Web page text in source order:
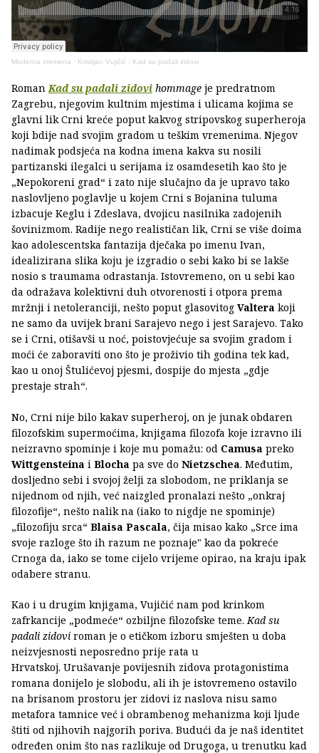
Moderna vremena · Kristijan Vujičić - Kad su padali zidovi
Roman Kad su padali zidovi hommage je predratnom
Zagrebu, njegovim kultnim mjestima i ulicama kojima se
glavni lik Crni kreće poput kakvog stripovskog superheroja
koji bdije nad svojim gradom u teškim vremenima. Njegov
nadimak podsjeća na kodna imena kakva su nosili
partizanski ilegalci u serijama iz osamdesetih kao što je
„Nepokoreni grad“ i zato nije slučajno da je upravo tako
naslovljeno poglavlje u kojem Crni s Bojanina tuluma
izbacuje Keglu i Zdeslava, dvojicu nasilnika zadojenih
šovinizmom. Radije nego realističan lik, Crni se više doima
kao adolescentska fantazija dječaka po imenu Ivan,
idealizirana slika koju je izgradio o sebi kako bi se lakše
nosio s traumama odrastanja. Istovremeno, on u sebi kao
da odražava kolektivni duh otvorenosti i otpora prema
mržnji i netoleranciji, nešto poput glasovitog Valtera koji
ne samo da uvijek brani Sarajevo nego i jest Sarajevo. Tako
se i Crni, otišavši u noć, poistovjećuje sa svojim gradom i
moći će zaboraviti ono što je proživio tih godina tek kad,
kao u onoj Štulićevoj pjesmi, dospije do mjesta „gdje
prestaje strah“.
No, Crni nije bilo kakav superheroj, on je junak obdaren
filozofskim supermoćima, knjigama filozofa koje izravno ili
neizravno spominje i koje mu pomažu: od Camusa preko
Wittgensteina i Blocha pa sve do Nietzschea. Međutim,
dosljedno sebi i svojoj želji za slobodom, ne priklanja se
nijednom od njih, već naizgled pronalazi nešto „onkraj
filozofije“, nešto nalik na (iako to nigdje ne spominje)
„filozofiju srca“ Blaisa Pascala, čija misao kako „Srce ima
svoje razloge što ih razum ne poznaje" kao da pokreće
Crnoga da, iako se tome cijelo vrijeme opirao, na kraju ipak
odabere stranu.
Kao i u drugim knjigama, Vujičić nam pod krinkom
zafrkancije „podmeće“ ozbiljne filozofske teme. Kad su
padali zidovi roman je o etičkom izboru smješten u doba
neizvjesnosti neposredno prije rata u
Hrvatskoj. Urušavanje povijesnih zidova protagonistima
romana donijelo je slobodu, ali ih je istovremeno ostavilo
na brisanom prostoru jer zidovi iz naslova nisu samo
metafora tamnice već i obrambenog mehanizma koji ljude
štiti od njihovih najgorih poriva. Budući da je naš identitet
određen onim što nas razlikuje od Drugoga, u trenutku kad